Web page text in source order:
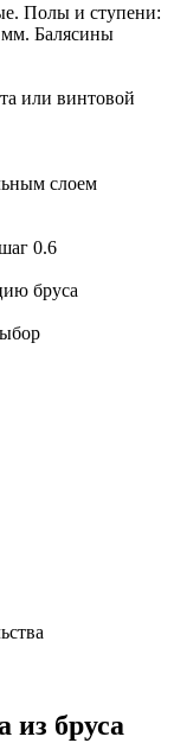
Полы и ступени:
мм. Балясины
или винтовой
слоем
0.6
бруса
из бруса